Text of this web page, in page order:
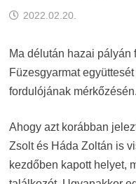
2022.02.20.
Ma délután hazai pályán
Füzesgyarmat
fordulójának mérkőzésén.
Ahogy azt korábban
Zsolt és Háda Zoltán is
kezdőben kapott helyet,